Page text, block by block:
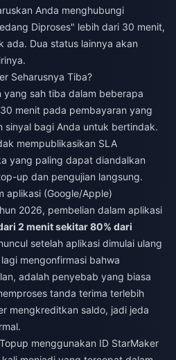
Anda menghubungi
Diproses" lebih dari 30 menit,
ada. Dua status lainnya akan
Seharusnya Tiba?
yang sah tiba dalam beberapa
menit pada pembayaran yang
sinyal bagi Anda untuk bertindak.
mempublikasikan SLA
yang paling dapat diandalkan
up dan pengujian langsung.
aplikasi (Google/Apple)
2026, pembelian dalam aplikasi
2 menit sekitar 80% dari
setelah aplikasi dimulai ulang
mengonfirmasi bahwa
adalah penyebab yang biasa
tanda terima terlebih
mengkreditkan saldo, jadi jeda
menggunakan ID StarMaker